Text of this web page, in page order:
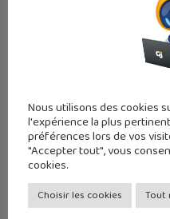
Sortie BD : Les
Buchenwald,
Nous utilisons des cookies
l'expérience la plus
préférences lors de vos
"Accepter tout", vous
cookies.
Choisir les cookies Tout